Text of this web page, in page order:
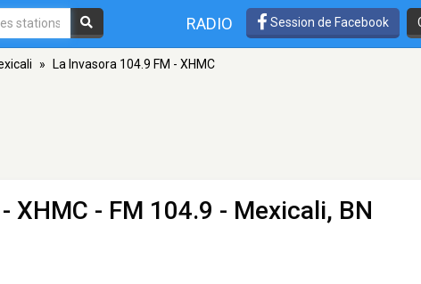
RADIO Session de Facebook
» La Invasora 104.9 FM - XHMC
XHMC - FM 104.9 - Mexicali, BN